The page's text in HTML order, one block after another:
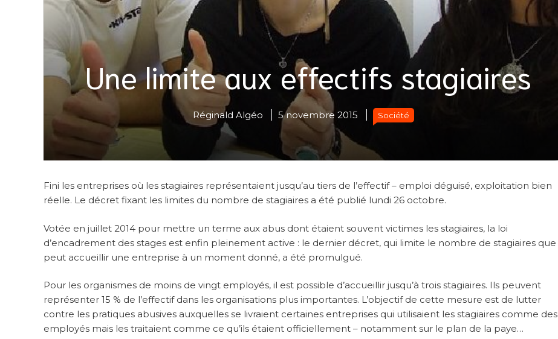
Une limite aux effectifs stagiaires
Réginald Algéo 5 novembre 2015 Société
Fini les entreprises où les stagiaires représentaient jusqu’au tiers de l’effectif – emploi déguisé, exploitation bien
réelle. Le décret fixant les limites du nombre de stagiaires a été publié lundi 26 octobre.
Votée en juillet 2014 pour mettre un terme aux abus dont étaient souvent victimes les stagiaires, la loi
d’encadrement des stages est enfin pleinement active : le dernier décret, qui limite le nombre de stagiaires que
peut accueillir une entreprise à un moment donné, a été promulgué.
Pour les organismes de moins de vingt employés, il est possible d’accueillir jusqu’à trois stagiaires. Ils peuvent
représenter 15 % de l’effectif dans les organisations plus importantes. L’objectif de cette mesure est de lutter
contre les pratiques abusives auxquelles se livraient certaines entreprises qui utilisaient les stagiaires comme des
employés mais les traitaient comme ce qu’ils étaient officiellement – notamment sur le plan de la paye…